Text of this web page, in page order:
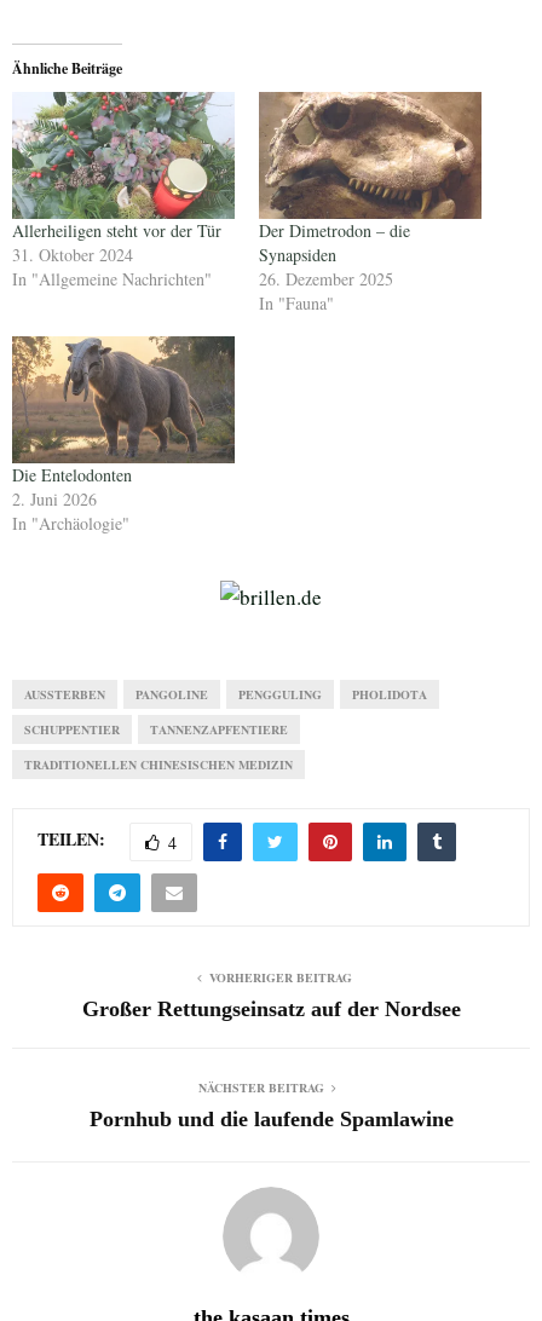
Ähnliche Beiträge
Allerheiligen steht vor der Tür
31. Oktober 2024
In "Allgemeine Nachrichten"
Der Dimetrodon – die
Synapsiden
26. Dezember 2025
In "Fauna"
Die Entelodonten
2. Juni 2026
In "Archäologie"
AUSSTERBEN PANGOLINE PENGGULING PHOLIDOTA
SCHUPPENTIER TANNENZAPFENTIERE
TRADITIONELLEN CHINESISCHEN MEDIZIN
TEILEN: 4
VORHERIGER BEITRAG
Großer Rettungseinsatz auf der Nordsee
NÄCHSTER BEITRAG
Pornhub und die laufende Spamlawine